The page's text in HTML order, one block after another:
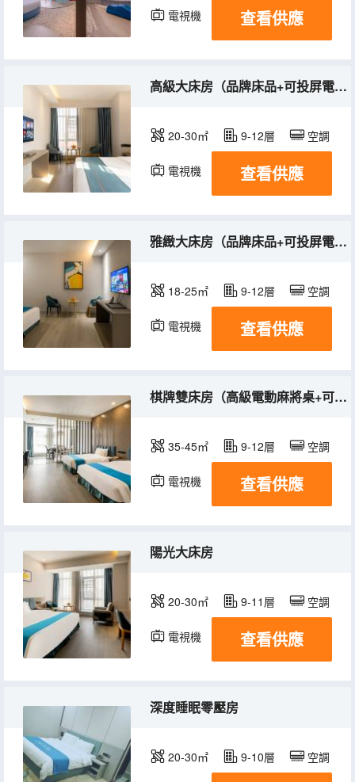
電視機 查看供應
高級大床房（品牌床品+可投屏電視）
20-30㎡ 9-12層 空調
電視機 查看供應
雅緻大床房（品牌床品+可投屏電視）
18-25㎡ 9-12層 空調
電視機 查看供應
棋牌雙床房（高級電動麻將桌+可投屏電視）
35-45㎡ 9-12層 空調
電視機 查看供應
陽光大床房
20-30㎡ 9-11層 空調
電視機 查看供應
深度睡眠零壓房
20-30㎡ 9-10層 空調